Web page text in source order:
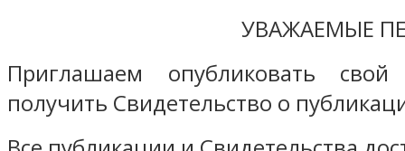
УВАЖАЕМЫЕ
Приглашаем опубликовать
получить Свидетельство о